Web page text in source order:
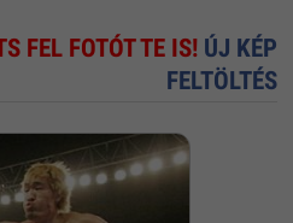
FEL FOTÓT TE IS! ÚJ KÉP
FELTÖLTÉS